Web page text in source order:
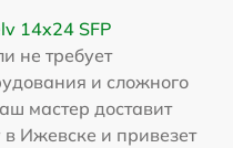
14x24 SFP
не требует
и сложного
мастер доставит
Ижевске и привезет